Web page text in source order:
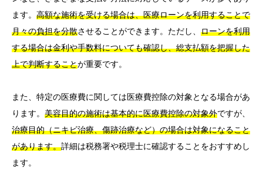
ます。 高額な施術を受ける場合は、医療ローンを利用することで
月々の負担を分散させることができます。ただし、 ローンを利用
する場合は金利や手数料についても確認し、総支払額を把握した
上で判断することが重要です。
また、特定の医療費に関しては医療費控除の対象となる場合があ
ります。 美容目的の施術は基本的に医療費控除の対象外ですが、
治療目的（ニキビ治療、傷跡治療など）の場合は対象になること
があります。詳細は税務署や税理士に確認することをおすすめし
ます。